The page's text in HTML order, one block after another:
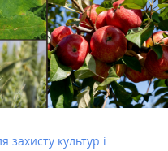
культур і